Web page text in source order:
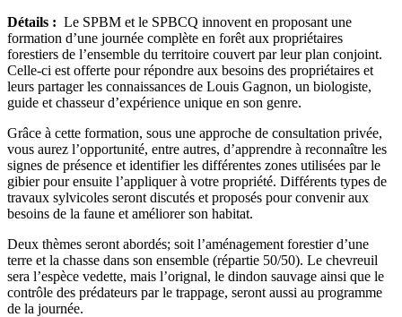
Détails : Le SPBM et le SPBCQ innovent en proposant une
formation d’une journée complète en forêt aux propriétaires
forestiers de l’ensemble du territoire couvert par leur plan conjoint.
Celle-ci est offerte pour répondre aux besoins des propriétaires et
leurs partager les connaissances de Louis Gagnon, un biologiste,
guide et chasseur d’expérience unique en son genre.
Grâce à cette formation, sous une approche de consultation privée,
vous aurez l’opportunité, entre autres, d’apprendre à reconnaître les
signes de présence et identifier les différentes zones utilisées par le
gibier pour ensuite l’appliquer à votre propriété. Différents types de
travaux sylvicoles seront discutés et proposés pour convenir aux
besoins de la faune et améliorer son habitat.
Deux thèmes seront abordés; soit l’aménagement forestier d’une
terre et la chasse dans son ensemble (répartie 50/50). Le chevreuil
sera l’espèce vedette, mais l’orignal, le dindon sauvage ainsi que le
contrôle des prédateurs par le trappage, seront aussi au programme
de la journée.